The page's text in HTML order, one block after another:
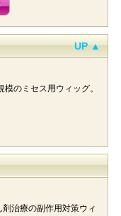
UP ▲
のミセス用ウィッグ。
治療の副作用対策ウィ